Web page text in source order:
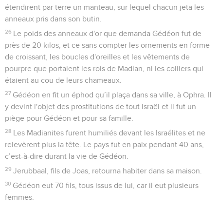
étendirent par terre un manteau, sur lequel chacun jeta les
anneaux pris dans son butin.
26 Le poids des anneaux d'or que demanda Gédéon fut de
près de 20 kilos, et ce sans compter les ornements en forme
de croissant, les boucles d'oreilles et les vêtements de
pourpre que portaient les rois de Madian, ni les colliers qui
étaient au cou de leurs chameaux.
27 Gédéon en fit un éphod qu’il plaça dans sa ville, à Ophra. Il
y devint l'objet des prostitutions de tout Israël et il fut un
piège pour Gédéon et pour sa famille.
28 Les Madianites furent humiliés devant les Israélites et ne
relevèrent plus la tête. Le pays fut en paix pendant 40 ans,
c’est-à-dire durant la vie de Gédéon.
29 Jerubbaal, fils de Joas, retourna habiter dans sa maison.
30 Gédéon eut 70 fils, tous issus de lui, car il eut plusieurs
femmes.